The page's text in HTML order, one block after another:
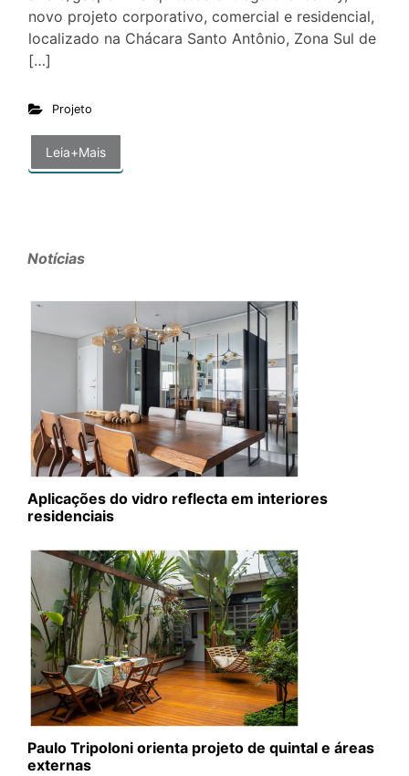
novo projeto corporativo, comercial e residencial,
localizado na Chácara Santo Antônio, Zona Sul de
[…]
Projeto
Leia+Mais
Notícias
Aplicações do vidro reflecta em interiores
residenciais
Paulo Tripoloni orienta projeto de quintal e áreas
externas